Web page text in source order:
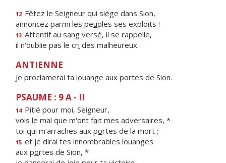
12 Fêtez le Seigneur qui siège dans Sion,
annoncez parmi les peuples ses exploits !
13 Attentif au sang versé, il se rappelle,
il n'oublie pas le cri des malheureux.
ANTIENNE
Je proclamerai ta louange aux portes de Sion.
PSAUME : 9 A - II
14 Pitié pour moi, Seigneur,
vois le mal que m'ont fait mes adversaires, *
toi qui m'arraches aux portes de la mort ;
15 et je dirai tes innombrables louanges
aux portes de Sion, *